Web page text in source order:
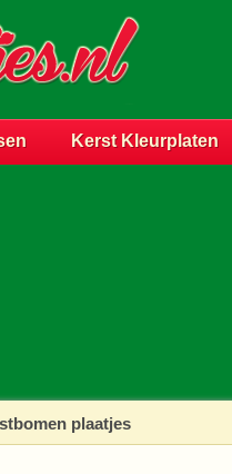
Kerst Kleurplaten
plaatjes